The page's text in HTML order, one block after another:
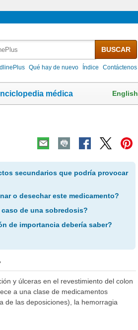
BUSCAR
Qué hay de nuevo Índice Contáctenos
médica English
secundarios que podría provocar
o desechar este medicamento?
de una sobredosis?
de importancia debería saber?
y úlceras en el revestimiento del colon
a una clase de medicamentos
de las deposiciones), la hemorragia